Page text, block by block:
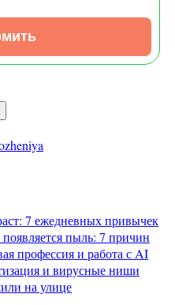
7 ежедневных привычек
пыль: 7 причин
профессия и работа с AI
и вирусные ниши
на улице